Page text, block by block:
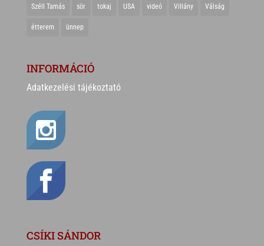
Széll Tamás sör tokaj USA videó Villány Válság
étterem ünnep
INFORMÁCIÓ
Adatkezelési tájékoztató
CSÍKI SÁNDOR